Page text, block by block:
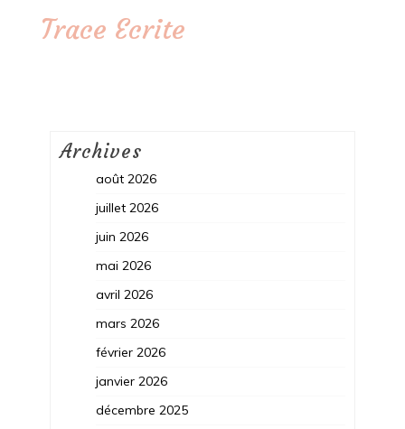
Trace Ecrite
Archives
août 2026
juillet 2026
juin 2026
mai 2026
avril 2026
mars 2026
février 2026
janvier 2026
décembre 2025